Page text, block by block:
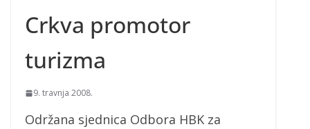
Crkva promotor
turizma
9. travnja 2008.
Održana sjednica Odbora HBK za